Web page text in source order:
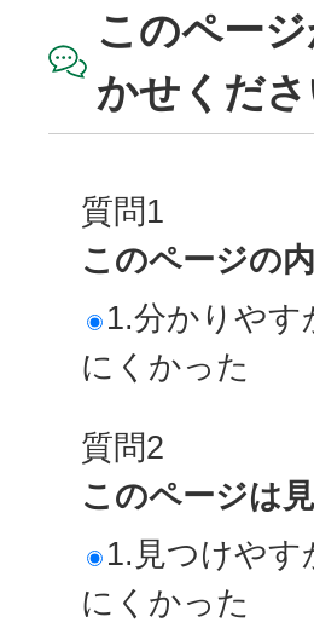
このペー
かせくださ
質問1
このページの
1.分かりやす
にくかった
質問2
このページは
1.見つけやす
にくかった